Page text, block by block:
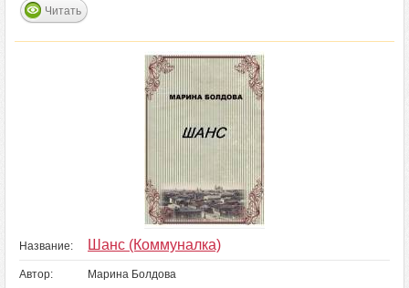
Читать
Название: Шанс (Коммуналка)
Автор: Марина Болдова